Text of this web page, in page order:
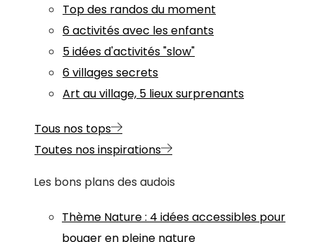
Top des randos du moment
6 activités avec les enfants
5 idées d'activités "slow"
6 villages secrets
Art au village, 5 lieux surprenants
Tous nos tops
Toutes nos inspirations
Les bons plans des audois
Thème Nature: 4 idées accessibles pour
bouger en pleine nature